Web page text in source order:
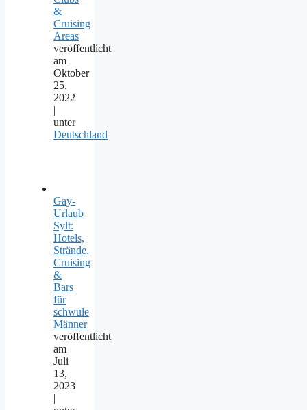
&
Cruising
Areas
veröffentlicht
am
Oktober
25,
2022
|
unter
Deutschland
Gay-
Urlaub
Sylt:
Hotels,
Strände,
Cruising
&
Bars
für
schwule
Männer
veröffentlicht
am
Juli
13,
2023
|